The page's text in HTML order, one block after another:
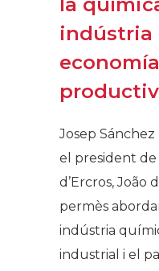
indústria
Josep
el president de
d’Ercros, João
permès
indústria
industrial i el